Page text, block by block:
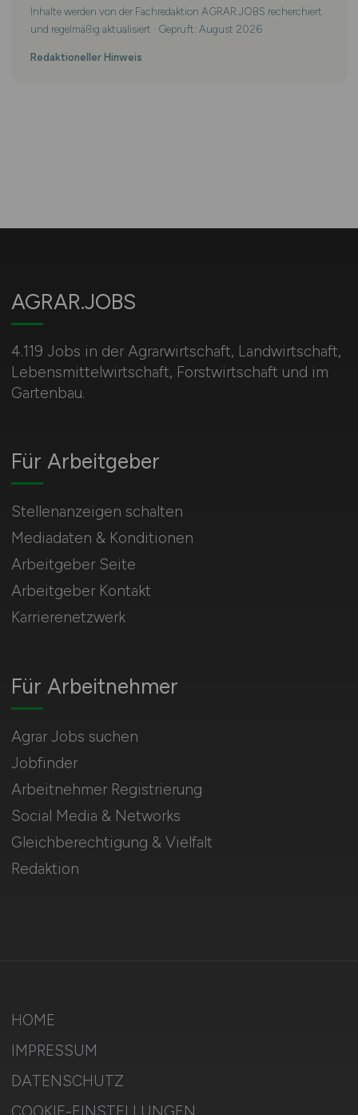
Inhalte werden von der Fachredaktion AGRAR.JOBS recherchiert
und regelmäßig aktualisiert · Geprüft: August 2026
Redaktioneller Hinweis
AGRAR.JOBS
4.119 Jobs in der Agrarwirtschaft, Landwirtschaft,
Lebensmittelwirtschaft, Forstwirtschaft und im
Gartenbau.
Für Arbeitnehmer
Agrar Jobs suchen
Jobfinder
Arbeitnehmer Registrierung
Social Media & Networks
Gleichberechtigung & Vielfalt
Redaktion
Für Arbeitgeber
Stellenanzeigen schalten
Mediadaten & Konditionen
Arbeitgeber Seite
Arbeitgeber Kontakt
Karrierenetzwerk
HOME
IMPRESSUM
DATENSCHUTZ